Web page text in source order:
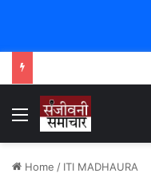
Menu
Home / ITI MADHAURA